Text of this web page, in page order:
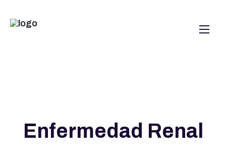
Enfermedad Renal